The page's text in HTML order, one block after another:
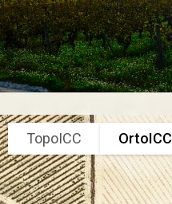
TopoICC OrtoICC